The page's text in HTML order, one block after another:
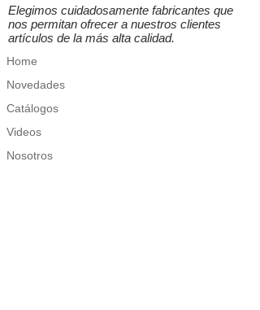
Elegimos cuidadosamente fabricantes que
nos permitan ofrecer a nuestros clientes
artículos de la más alta calidad.
Home
Novedades
Catálogos
Videos
Nosotros